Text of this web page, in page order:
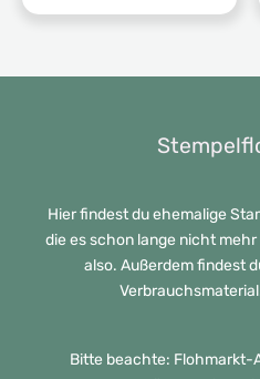
Hier findest du ehemalige
die es schon lange nicht
also. Außerdem findest
Bitte beachte: Flohmarkt-